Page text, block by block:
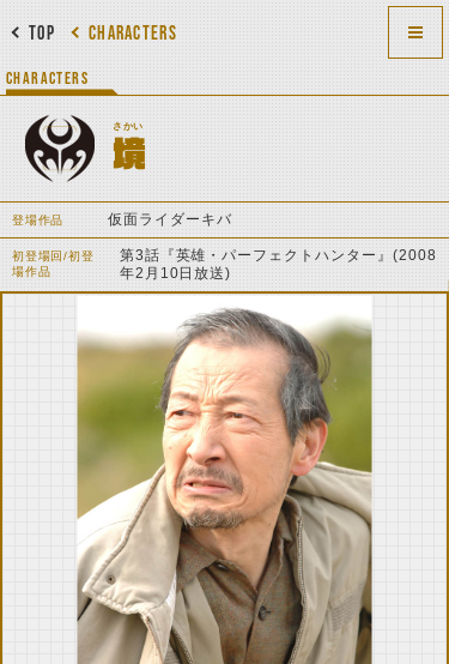
CHARACTERS
TOP
CHARACTERS
さかい
境
登場作品 仮面ライダーキバ
初登場回/初登
場作品
第3話『英雄・パーフェクトハンター』(2008
年2月10日放送)